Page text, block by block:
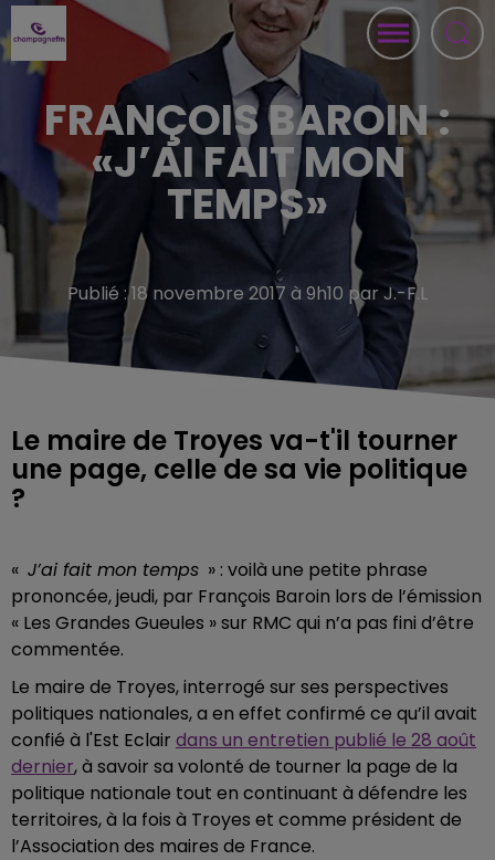
FRANÇOIS BAROIN :
«J’AI FAIT MON
TEMPS»
Publié : 18 novembre 2017 à 9h10 par J.-F.L
Le maire de Troyes va-t'il tourner
une page, celle de sa vie politique
?
« J’ai fait mon temps » : voilà une petite phrase
prononcée, jeudi, par François Baroin lors de l’émission
« Les Grandes Gueules » sur RMC qui n’a pas fini d’être
commentée.
Le maire de Troyes, interrogé sur ses perspectives
politiques nationales, a en effet confirmé ce qu’il avait
confié à l'Est Eclair dans un entretien publié le 28 août
dernier, à savoir sa volonté de tourner la page de la
politique nationale tout en continuant à défendre les
territoires, à la fois à Troyes et comme président de
l’Association des maires de France.